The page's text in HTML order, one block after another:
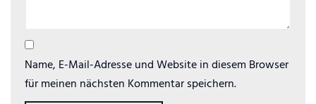
Name, E-Mail-Adresse und Website in diesem Browser
für meinen nächsten Kommentar speichern.